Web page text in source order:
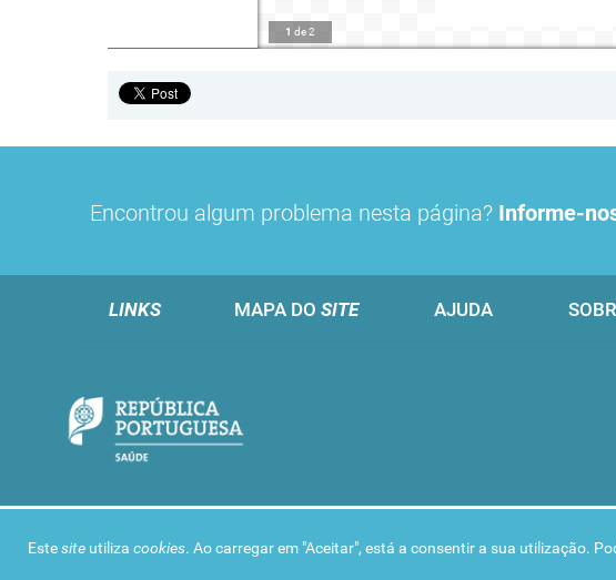
1 de2
Estesite utiliza cookies. Ao carregar em "Aceitar", está a consentir a sua utilização.
Encontrou algum problema nesta página? Informe-
LINKS MAPA DO SITE AJUDA